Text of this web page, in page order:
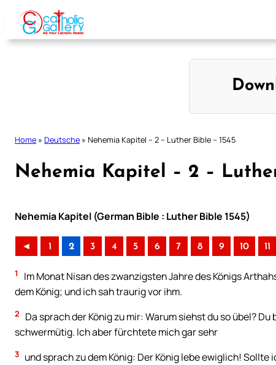
Skip
content
Home » Deutsche » Nehemia Kapitel – 2 – Luther Bible – 1545
Nehemia Kapitel – 2 –
Nehemia Kapitel (German Bible : Luther Bible 1545)
◄ 1 2 3 4 5 6 7 8 9 10 11
1
Im Monat Nisan des zwanzigsten Jahre des Königs
dem König; und ich sah traurig vor ihm.
2
Da sprach der König zu mir: Warum siehst du so übel?
schwermütig. Ich aber fürchtete mich gar sehr
3 und sprach zu dem König: Der König lebe ewiglich!